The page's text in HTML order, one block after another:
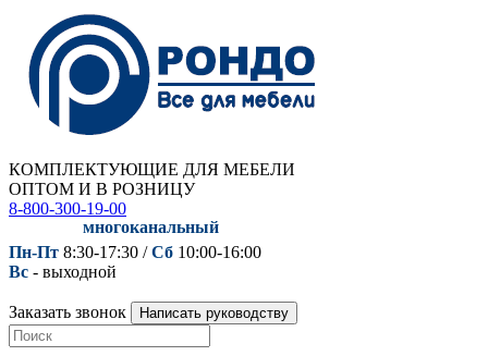
КОМПЛЕКТУЮЩИЕ ДЛЯ МЕБЕЛИ
ОПТОМ И В РОЗНИЦУ
8-800-300-19-00
многоканальный
Пн-Пт 8:30-17:30 /Сб 10:00-16:00
Вс - выходной
Заказать звонок Написать руководству